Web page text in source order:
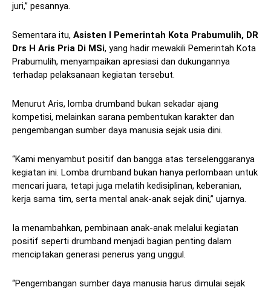
juri,” pesannya.
Sementara itu, Asisten I Pemerintah Kota Prabumulih, DR
Drs H Aris Pria Di MSi, yang hadir mewakili Pemerintah Kota
Prabumulih, menyampaikan apresiasi dan dukungannya
terhadap pelaksanaan kegiatan tersebut.
Menurut Aris, lomba drumband bukan sekadar ajang
kompetisi, melainkan sarana pembentukan karakter dan
pengembangan sumber daya manusia sejak usia dini.
“Kami menyambut positif dan bangga atas terselenggaranya
kegiatan ini. Lomba drumband bukan hanya perlombaan untuk
mencari juara, tetapi juga melatih kedisiplinan, keberanian,
kerja sama tim, serta mental anak-anak sejak dini,” ujarnya.
Ia menambahkan, pembinaan anak-anak melalui kegiatan
positif seperti drumband menjadi bagian penting dalam
menciptakan generasi penerus yang unggul.
“Pengembangan sumber daya manusia harus dimulai sejak